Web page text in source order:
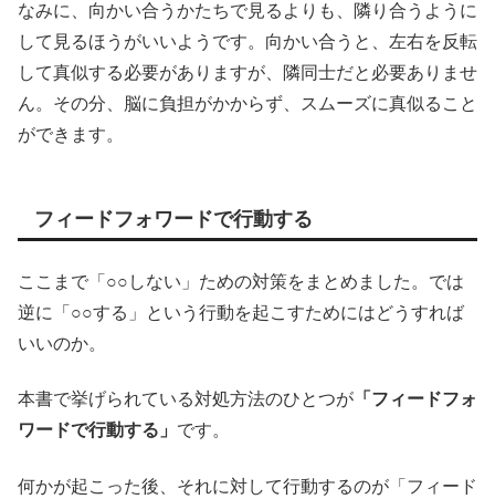
なみに、向かい合うかたちで見るよりも、隣り合うように
して見るほうがいいようです。向かい合うと、左右を反転
して真似する必要がありますが、隣同士だと必要ありませ
ん。その分、脳に負担がかからず、スムーズに真似ること
ができます。
フィードフォワードで行動する
ここまで「○○しない」ための対策をまとめました。では
逆に「○○する」という行動を起こすためにはどうすれば
いいのか。
本書で挙げられている対処方法のひとつが 「フィードフォ
ワードで行動する」 です。
何かが起こった後、それに対して行動するのが「フィード